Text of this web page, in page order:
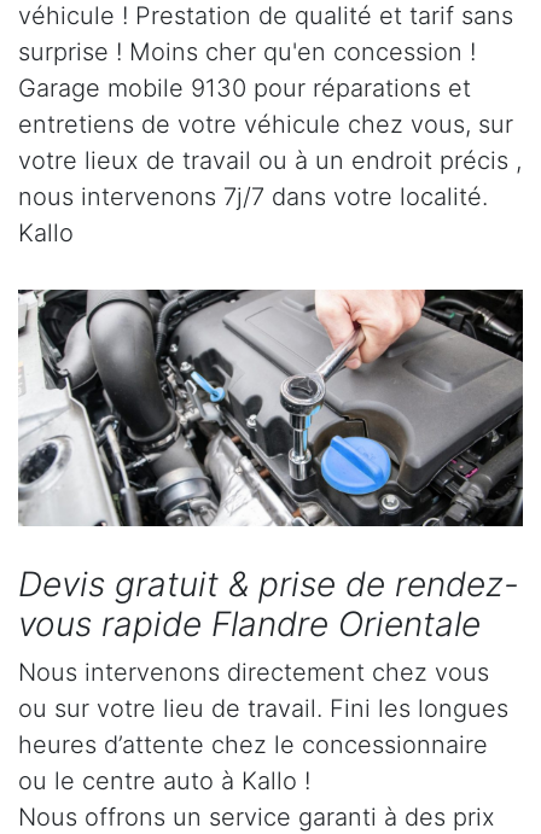
véhicule ! Prestation de qualité et tarif sans
surprise ! Moins cher qu'en concession !
Garage mobile 9130 pour réparations et
entretiens de votre véhicule chez vous, sur
votre lieux de travail ou à un endroit précis ,
nous intervenons 7j/7 dans votre localité.
Kallo
Devis gratuit & prise de rendez-
vous rapide Flandre Orientale
Nous intervenons directement chez vous
ou sur votre lieu de travail. Fini les longues
heures d’attente chez le concessionnaire
ou le centre auto à Kallo !
Nous offrons un service garanti à des prix